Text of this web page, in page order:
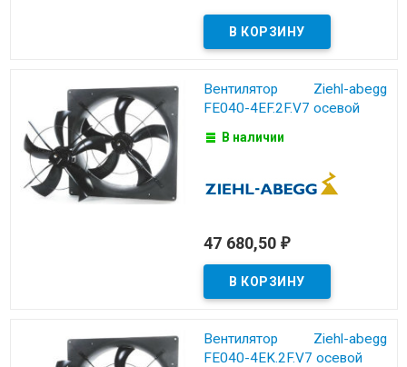
Вентилятор Ziehl-abegg
FE040-4EF.2F.V7 осевой
В наличии
47 680,50 ₽
Вентилятор Ziehl-abegg
FE040-4EK.2F.V7 осевой